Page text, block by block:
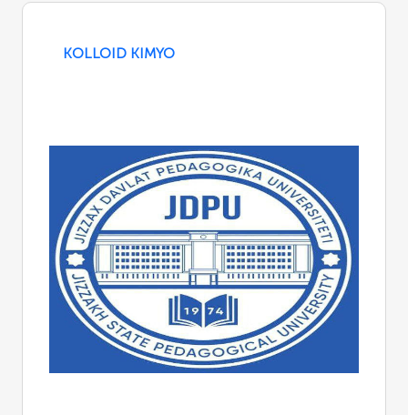
KOLLOID KIMYO